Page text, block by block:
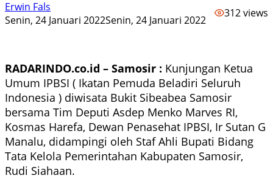
Erwin Fals
Senin, 24 Januari 2022Senin, 24 Januari 2022
312 views
RADARINDO.co.id – Samosir : Kunjungan Ketua
Umum IPBSI ( Ikatan Pemuda Beladiri Seluruh
Indonesia ) diwisata Bukit Sibeabea Samosir
bersama Tim Deputi Asdep Menko Marves RI,
Kosmas Harefa, Dewan Penasehat IPBSI, Ir Sutan G
Manalu, didampingi oleh Staf Ahli Bupati Bidang
Tata Kelola Pemerintahan Kabupaten Samosir,
Rudi Siahaan.